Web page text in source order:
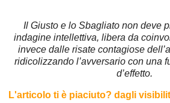
Il Giusto e lo Sbagliato non deve
indagine intellettiva, libera da
invece dalle risate contagiose
ridicolizzando l’avversario con una
d’effetto.
L'articolo ti è piaciuto? dagli